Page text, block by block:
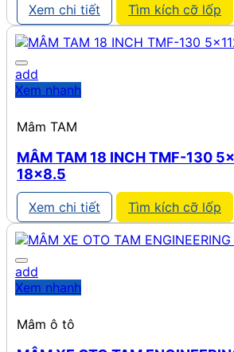
Xem chi tiết Tìm kích cỡ lốp
add
Xem nhanh
Mâm TAM
MÂM TAM 18 INCH TMF-130
18×8.5
Xem chi tiết Tìm kích cỡ lốp
add
Xem nhanh
Mâm ô tô